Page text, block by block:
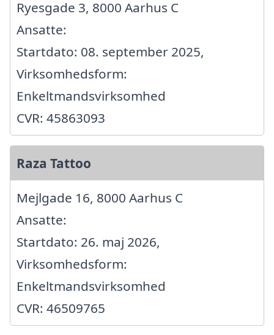
Ryesgade 3, 8000 Aarhus C
Ansatte:
Startdato: 08. september 2025,
Virksomhedsform:
Enkeltmandsvirksomhed
CVR: 45863093
Raza Tattoo
Mejlgade 16, 8000 Aarhus C
Ansatte:
Startdato: 26. maj 2026,
Virksomhedsform:
Enkeltmandsvirksomhed
CVR: 46509765